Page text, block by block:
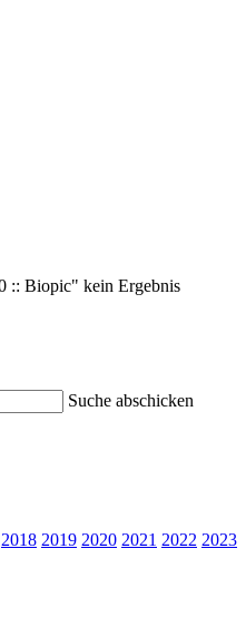
:: Biopic" kein Ergebnis
Suche abschicken
2018 2019 2020 2021 2022 2023